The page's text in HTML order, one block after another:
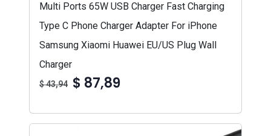
Multi Ports 65W USB Charger Fast Charging
Type C Phone Charger Adapter For iPhone
Samsung Xiaomi Huawei EU/US Plug Wall
Charger
$ 43,94 $ 87,89